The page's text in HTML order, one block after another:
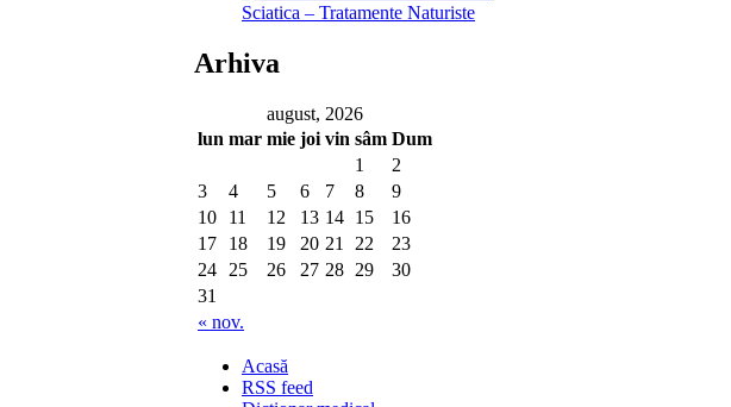
Sciatica – Tratamente Naturiste
Arhiva
august, 2026
lun mar mie joi vin sâm Dum
« nov.
1
2
3
4 5 6 7 8
9
10
11 12 13 14 15
16
17
18 19 20 21 22
23
24
25 26 27 28 29
30
31
Acasă
RSS feed